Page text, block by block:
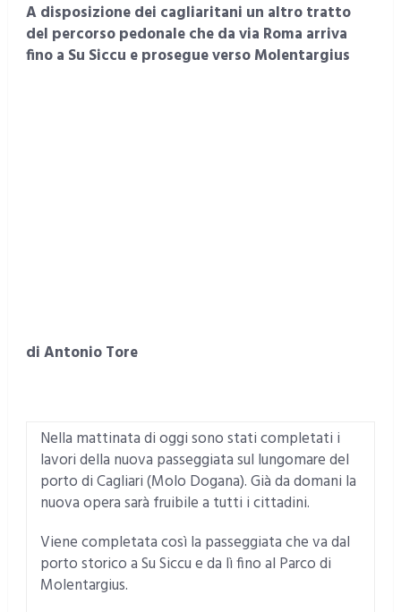
A disposizione dei cagliaritani un altro tratto
del percorso pedonale che da via Roma arriva
fino a Su Siccu e prosegue verso Molentargius
di Antonio Tore
Nella mattinata di oggi sono stati completati i
lavori della nuova passeggiata sul lungomare del
porto di Cagliari (Molo Dogana). Già da domani la
nuova opera sarà fruibile a tutti i cittadini.
Viene completata così la passeggiata che va dal
porto storico a Su Siccu e da lì fino al Parco di
Molentargius.